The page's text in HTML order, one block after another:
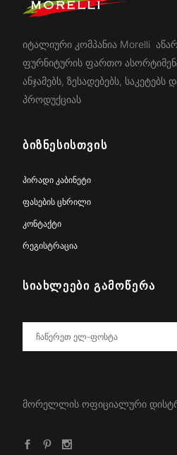
იტალიური კომპანია Morelli
ფურნიტურის ფართო
ანჯამებს, ზესადებებს, საკეტებს
პროდუქციას
ᲑᲘᲖᲜᲔᲡᲘᲡᲗᲕᲘᲡ
პირადი კაბინეტი
ფასების ცხრილი
კონტაქტი
რეგისტრაცია
ᲡᲘᲐᲮᲚᲔᲔᲑᲘ ᲒᲐᲛᲝᲬᲔᲠᲐ
მორელლის ოფიციალური